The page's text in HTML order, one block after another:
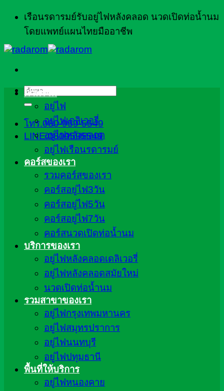
ข้าม
ยัง
เรือนรดารมย์รับอยู่ไฟหลังคลอด นวดเปิดท่อน้ำนม
โดยแพทย์แผนไทยมืออาชีพ
ค้นหา:
โทร.080-959-5549
LINE:0809595549
ภาพรวม
อยู่ไฟ
อยู่ไฟเดลิเวอรี่
อยู่ไฟหลังคลอด
อยู่ไฟเรือนรดารมย์
คอร์สของเรา
รวมคอร์สของเรา
คอร์สอยู่ไฟ3วัน
คอร์สอยู่ไฟ5วัน
คอร์สอยู่ไฟ7วัน
คอร์สนวดเปิดท่อน้ำนม
บริการของเรา
อยู่ไฟหลังคลอดเดลิเวอรี่
อยู่ไฟหลังคลอดสมัยใหม่
นวดเปิดท่อน้ำนม
รวมสาขาของเรา
อยู่ไฟกรุงเทพมหานคร
อยู่ไฟสมุทรปราการ
อยู่ไฟนนทบุรี
อยู่ไฟปทุมธานี
พื้นที่ให้บริการ
อยู่ไฟหนองคาย